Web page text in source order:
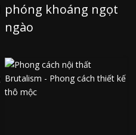
phóng khoáng ngọt
ngào